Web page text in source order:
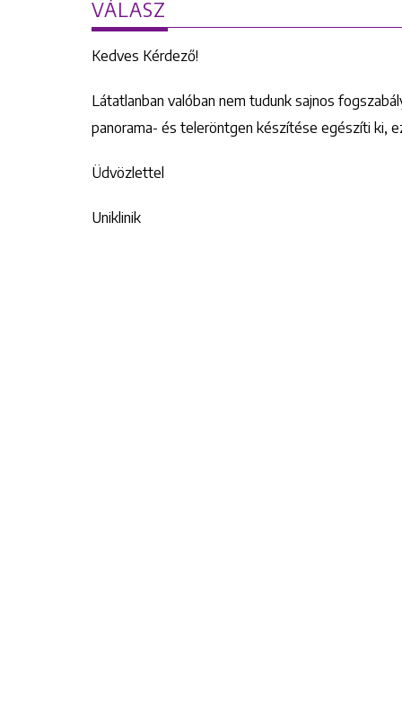
VÁLASZ
Kedves Kérdező!
Látatlanban valóban nem tudunk sajnos
panorama- és teleröntgen készítése egészíti ki,
Üdvözlettel
Uniklinik